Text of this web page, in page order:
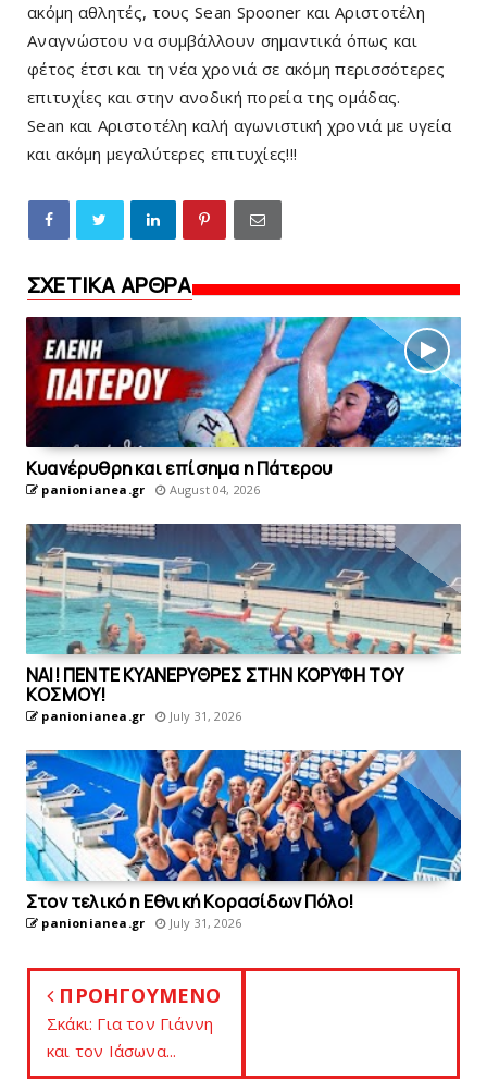
ακόμη αθλητές, τους Sean Spooner και Αριστοτέλη
Αναγνώστου να συμβάλλουν σημαντικά όπως και
φέτος έτσι και τη νέα χρονιά σε ακόμη περισσότερες
επιτυχίες και στην ανοδική πορεία της ομάδας.
Sean και Αριστοτέλη καλή αγωνιστική χρονιά με υγεία
και ακόμη μεγαλύτερες επιτυχίες!!!
ΣΧΕΤΙΚΑ ΑΡΘΡΑ
Kυανέρυθρη και επίσημα η Πάτερου
panionianea.gr August 04, 2026
ΝΑΙ! ΠΕΝΤΕ ΚΥΑΝΕΡΥΘΡΕΣ ΣΤΗΝ ΚΟΡΥΦΗ ΤΟΥ
ΚOΣΜΟΥ!
panionianea.gr July 31, 2026
Στον τελικό η Eθνική Kορασίδων Πόλο!
panionianea.gr July 31, 2026
ΠΡΟΗΓΟΥΜΕΝΟ
Σκάκι: Για τον Γιάννη
και τoν Ιάσωνα...